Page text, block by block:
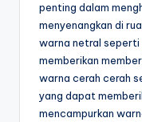
penting dalam
menyenangkan di
warna netral
memberikan
warna cerah cerah
yang dapat
mencampurkan